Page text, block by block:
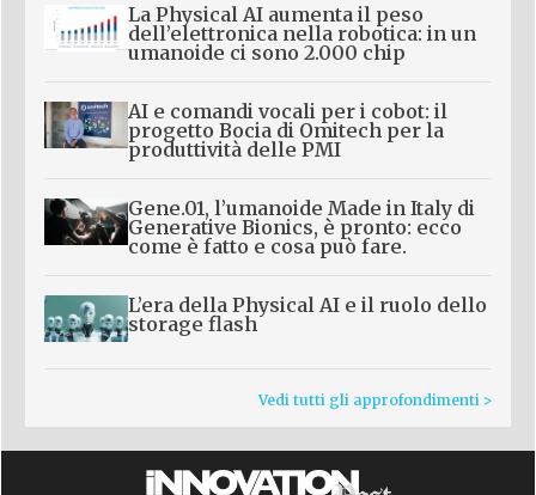
La Physical AI aumenta il peso
dell’elettronica nella robotica: in un
umanoide ci sono 2.000 chip
AI e comandi vocali per i cobot: il
progetto Bocia di Omitech per la
produttività delle PMI
Gene.01, l’umanoide Made in Italy di
Generative Bionics, è pronto: ecco
come è fatto e cosa può fare.
L’era della Physical AI e il ruolo dello
storage flash
Vedi tutti gli approfondimenti >